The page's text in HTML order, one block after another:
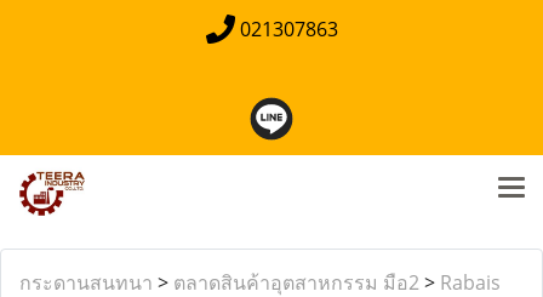
021307863
กระดานสนทนา > ตลาดสินค้าอุตสาหกรรม มือ2> Rabais